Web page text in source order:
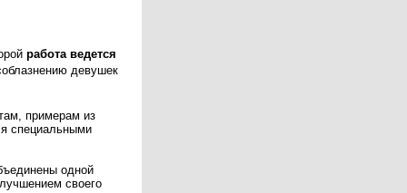
работа ведется
девушек
примерам из
специальными
одной
своего